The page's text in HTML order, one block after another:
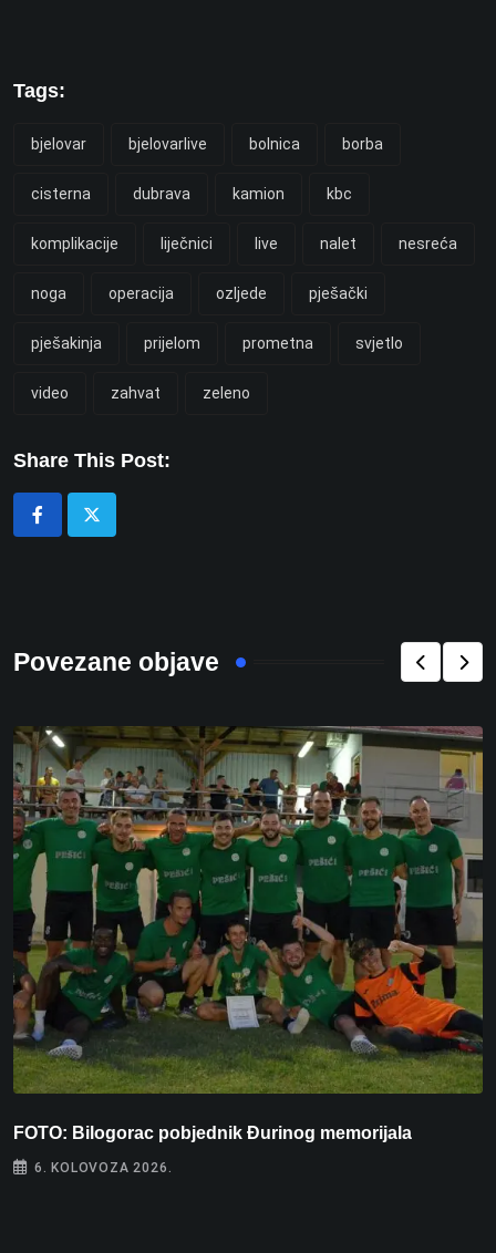
Tags:
bjelovar bjelovarlive bolnica borba
cisterna dubrava kamion kbc
komplikacije liječnici live nalet nesreća
noga operacija ozljede pješački
pješakinja prijelom prometna svjetlo
video zahvat zeleno
Share This Post:
Povezane objave
FOTO: Bilogorac pobjednik Đurinog memorijala
6. KOLOVOZA 2026.